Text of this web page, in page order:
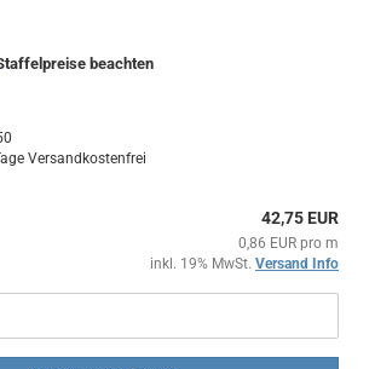
beachten
Versandkostenfrei
42,75 EUR
0,86 EUR pro m
inkl. 19% MwSt. Versand Info